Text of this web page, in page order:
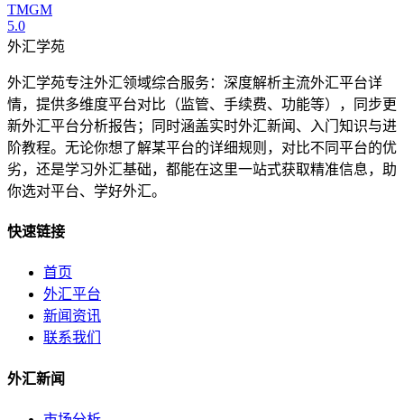
TMGM
5.0
外汇学苑
外汇学苑专注外汇领域综合服务：深度解析主流外汇平台详
情，提供多维度平台对比（监管、手续费、功能等），同步更
新外汇平台分析报告；同时涵盖实时外汇新闻、入门知识与进
阶教程。无论你想了解某平台的详细规则，对比不同平台的优
劣，还是学习外汇基础，都能在这里一站式获取精准信息，助
你选对平台、学好外汇。
快速链接
首页
外汇平台
新闻资讯
联系我们
外汇新闻